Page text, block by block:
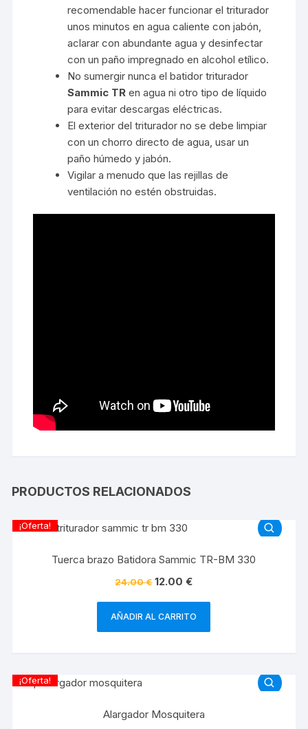
recomendable hacer funcionar el triturador
unos minutos en agua caliente con jabón,
aclarar con abundante agua y desinfectar
con un paño impregnado en alcohol etílico.
No sumergir nunca el batidor triturador
Sammic TR en agua ni otro tipo de líquido
para evitar descargas eléctricas.
El exterior del triturador no se debe limpiar
con un chorro directo de agua, usar un
paño húmedo y jabón.
Vigilar a menudo que las rejillas de
ventilación no estén obstruidas.
PRODUCTOS RELACIONADOS
¡Oferta!
Tuerca brazo Batidora Sammic TR-BM 330
24.00€ 12.00€
AÑADIR AL CARRITO
¡Oferta!
Alargador Mosquitera